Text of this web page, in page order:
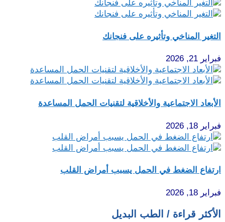
التغير المناخي وتأثيره على فنجانك
فبراير 21, 2026
الأبعاد الاجتماعية والأخلاقية لتقنيات الحمل المساعدة
فبراير 18, 2026
ارتفاع الضغط في الحمل يسبب أمراض القلب
فبراير 18, 2026
الأكثر قراءة / الطب البديل